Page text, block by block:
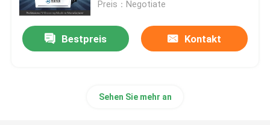
Preis：Negotiate
Bestpreis Kontakt
Sehen Sie mehr an